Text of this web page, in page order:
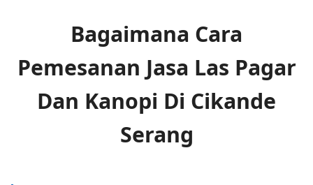
Bagaimana Cara
Pemesanan Jasa Las Pagar
Dan Kanopi Di Cikande
Serang